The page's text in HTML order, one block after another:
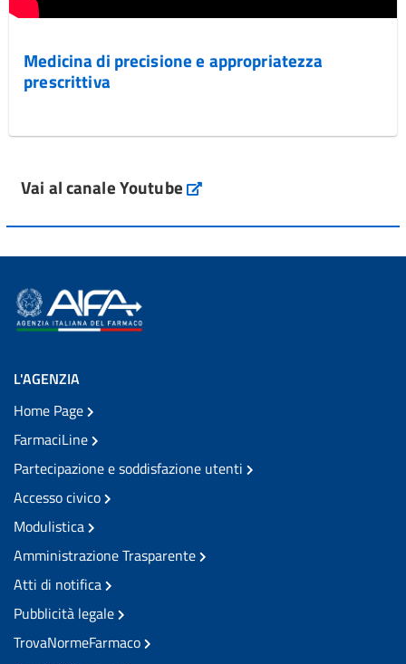
Medicina di precisione e appropriatezza
prescrittiva
Vai al canale Youtube
L'AGENZIA
Home Page
FarmaciLine
Partecipazione e soddisfazione utenti
Accesso civico
Modulistica
Amministrazione Trasparente
Atti di notifica
Pubblicità legale
TrovaNormeFarmaco